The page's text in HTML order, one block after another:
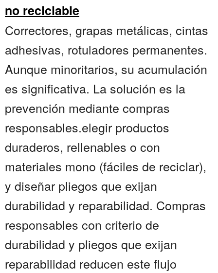
no reciclable
Correctores, grapas metálicas, cintas
adhesivas, rotuladores permanentes.
Aunque minoritarios, su acumulación
es significativa. La solución es la
prevención mediante compras
responsables.elegir productos
duraderos, rellenables o con
materiales mono (fáciles de reciclar),
y diseñar pliegos que exijan
durabilidad y reparabilidad. Compras
responsables con criterio de
durabilidad y pliegos que exijan
reparabilidad reducen este flujo